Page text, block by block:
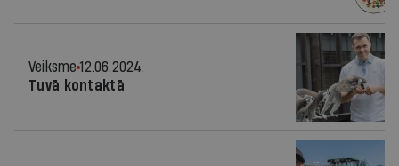
Veiksme 12.06.2024.
Tuvā kontaktā